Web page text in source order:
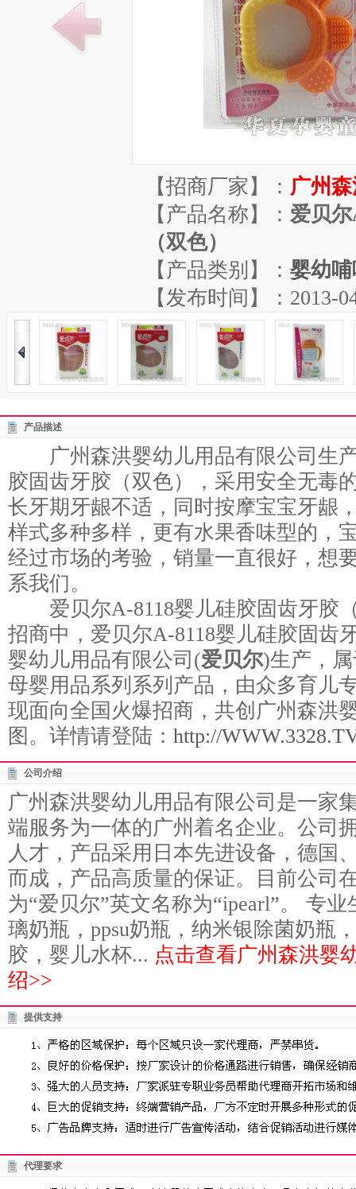
【招商厂家】： 广州
【产品名称】： 爱贝
（双色）
【产品类别】： 婴幼
【发布时间】：2013-
产品描述
广州森洪婴幼儿用品有限公司生产
胶固齿牙胶（双色），采用安全无毒
长牙期牙龈不适，同时按摩宝宝牙龈
样式多种多样，更有水果香味型的，
经过市场的考验，销量一直很好，想
系我们。
爱贝尔A-8118婴儿硅胶固齿牙胶
招商中，爱贝尔A-8118婴儿硅胶固齿
婴幼儿用品有限公司(爱贝尔)生产，
母婴用品系列系列产品，由众多育儿
现面向全国火爆招商，共创广州森洪
图。详情请登陆： http://
公司介绍
广州森洪婴幼儿用品有限公司是一家
端服务为一体的广州着名企业。公司
人才，产品采用日本先进设备，德国
而成，产品高质量的保证。目前公司
为“爱贝尔”英文名称为“ipearl”。 专
璃奶瓶，ppsu奶瓶，纳米银除菌奶瓶
胶，婴儿水杯... 点击查看广州森洪婴
绍>>
提供支持
代理要求